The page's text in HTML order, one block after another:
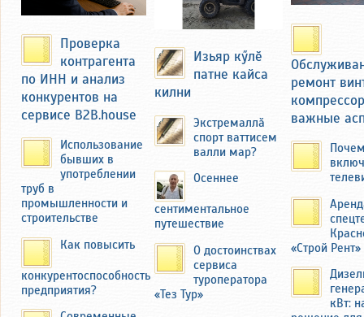
через мост над речкой Кукшум.
Николай Фёдоров вспоминал, как он
иногда, помогая отцу, сам продавал
овощи на базаре Чебоксар.
Миснеры — деревня небольшая.
Федоров учился в средней школе в
Проверка
контрагента
по ИНН и анализ
конкурентов на
сервисе B2B.house
Использование
бывших в
употреблении
труб в
промышленности и
строительстве
Как повысить
конкурентоспособность
предприятия?
Изьяр кӳлӗ
патне кайса
килни
Экстремаллӑ
спорт ваттисем
валли мар?
Осеннее
сентиментальное
путешествие
О достоинствах
сервиса
туроператора
«Тез Тур»
ремонт
важные
«Строй Рент»
кВт: